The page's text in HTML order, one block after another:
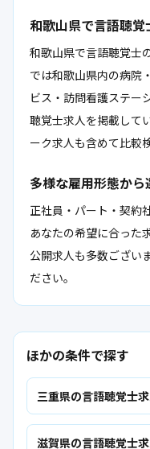
和歌山県で言語聴覚
和歌山県で言語聴覚士
では和歌山県内の病院
ビス・訪問看護ステー
聴覚士求人を掲載して
ーク求人も含めて比較
多様な雇用形態から
正社員・パート・契約
あなたの希望に合った
公開求人も多数ござい
ださい。
ほかの条件で探す
三重県の言語聴覚士
滋賀県の言語聴覚士